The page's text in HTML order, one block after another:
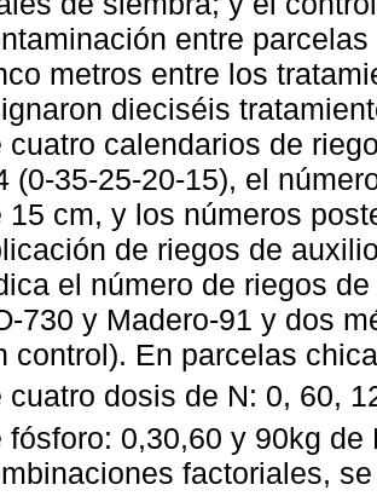
entre
metros entre los
dieciséis
cuatro calendarios de
(0-35-25-20-15), el
15 cm, y los números
de riegos de
el número de riegos
730 y Madero-91 y dos
control). En parcelas
cuatro dosis de N: 0, 60,
fósforo: 0,30,60 y 90kg de
factoriales,